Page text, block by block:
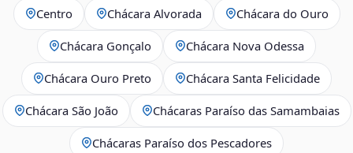
Centro Chácara Alvorada Chácara do Ouro
Chácara Gonçalo Chácara Nova Odessa
Chácara Ouro Preto Chácara Santa Felicidade
Chácara São João Chácaras Paraíso das Samambaias
Chácaras Paraíso dos Pescadores